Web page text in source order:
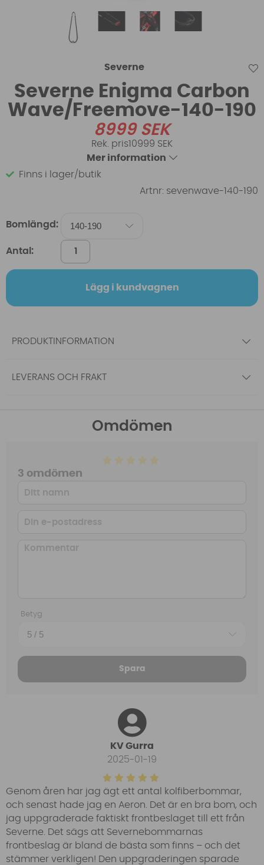
Severne
Severne Enigma Carbon
Wave/Freemove-140-190
8999SEK
10999 SEK
Mer information
Finns i lager/butik
Artnr: sevenwave-140-190
Bomlängd:
Antal:
Lägg i kundvagnen
PRODUKTINFORMATION
LEVERANS OCH FRAKT
Omdömen
3 omdömen
Betyg
Spara
KV Gurra
2025-01-19
Genom åren har jag ägt ett antal kolfiberbommar,
och senast hade jag en Aeron. Det är en bra bom, och
jag uppgraderade faktiskt frontbeslaget till ett från
Severne. Det sägs att Severnebommarnas
frontbeslag är bland de bästa som finns – och det
stämmer verkligen! Den uppgraderingen sparade